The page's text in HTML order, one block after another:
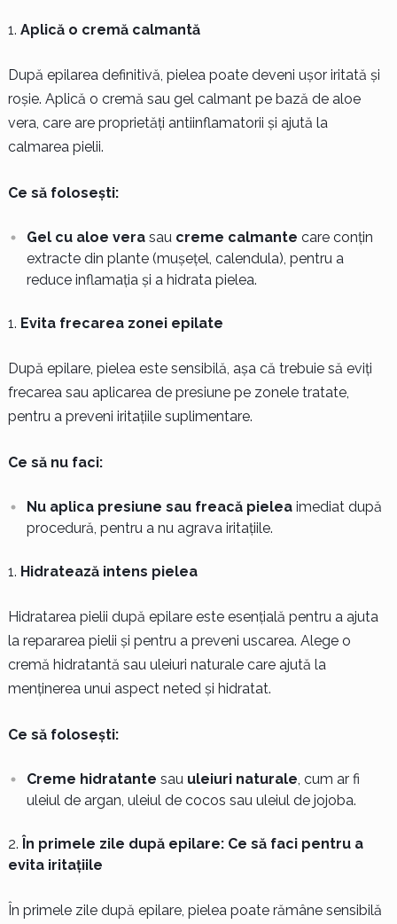
Aplică o cremă calmantă
După epilarea definitivă, pielea poate deveni ușor iritată și
roșie. Aplică o cremă sau gel calmant pe bază de aloe
vera, care are proprietăți antiinflamatorii și ajută la
calmarea pielii.
Ce să folosești:
Gel cu aloe verasau creme calmante care conțin
extracte din plante (mușețel, calendula), pentru a
reduce inflamația și a hidrata pielea.
Evita frecarea zonei epilate
După epilare, pielea este sensibilă, așa că trebuie să eviți
frecarea sau aplicarea de presiune pe zonele tratate,
pentru a preveni iritațiile suplimentare.
Ce să nu faci:
Nu aplica presiune sau freacă pieleaimediat după
procedură, pentru a nu agrava iritațiile.
Hidratează intens pielea
Hidratarea pielii după epilare este esențială pentru a ajuta
la repararea pielii și pentru a preveni uscarea. Alege o
cremă hidratantă sau uleiuri naturale care ajută la
menținerea unui aspect neted și hidratat.
Ce să folosești:
Creme hidratante sau uleiuri naturale, cum ar fi
uleiul de argan, uleiul de cocos sau uleiul de jojoba.
În primele zile după epilare: Ce să faci pentru a
evita iritațiile
În primele zile după epilare, pielea poate rămâne sensibilă